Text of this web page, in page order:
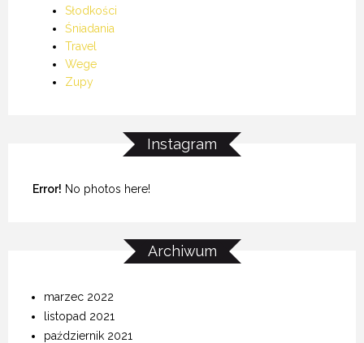
Słodkości
Śniadania
Travel
Wege
Zupy
Instagram
Error! No photos here!
Archiwum
marzec 2022
listopad 2021
październik 2021